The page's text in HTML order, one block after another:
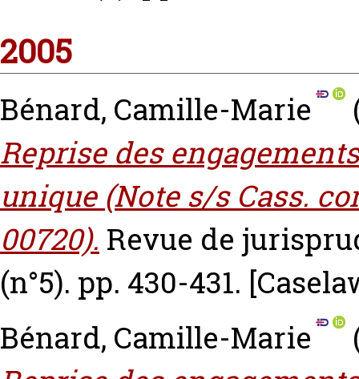
2005
Bénard, Camille-Marie
Reprise des
unique (Note s/s Cass.
00720). Revue de
(n°5). pp. 430-431.
Bénard, Camille-Marie